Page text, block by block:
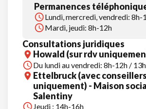
Permanences
Lundi, mercredi, vendredi: 8h-
Mardi, jeudi: 8h-12h
Consultations juridiques
Howald (sur rdv
Du lundi au vendredi: 8h-12h /
Ettelbruck (avec conseillers
uniquement) - Maison
Salentiny
Jeudi : 14h-16h